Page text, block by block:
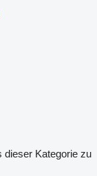
dieser Kategorie zu